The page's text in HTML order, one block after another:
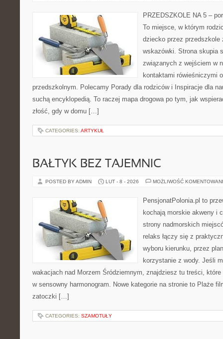
PRZEDSZKOLE NA 5 –
To miejsce, w którym
dziecko przez przedszkole
wskazówki. Strona skupia
związanych z wejściem w
kontaktami rówieśniczymi
przedszkolnym. Polecamy Porady dla rodziców i Inspiracje dla
suchą encyklopedią. To raczej mapa drogowa po tym, jak
złość, gdy w domu […]
CATEGORIES: ARTYKUŁ
BAŁTYK BEZ TAJEMNIC
POSTED BY ADMIN LUT - 8 - 2026 MOŻLIWOŚĆ
PensjonatPolonia.pl to
kochają morskie akweny i
strony nadmorskich
relaks łączy się z
wyboru kierunku, przez
korzystanie z wody. Jeśli
wakacjach nad Morzem Śródziemnym, znajdziesz tu treści, które
w sensowny harmonogram. Nowe kategorie na stronie to Plaże
zatoczki […]
CATEGORIES: SZAMOTUŁY